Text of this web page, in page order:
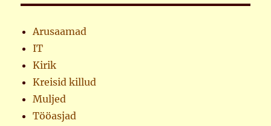
Arusaamad
IT
Kirik
Kreisid killud
Muljed
Tööasjad